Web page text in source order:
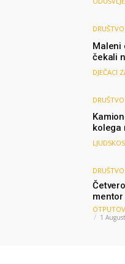
DRUŠTVO
Maleni
čekali
granici,
DJEČACI
DRUŠTVO
kolega
Priča
DRUŠTVO
mentor
među
1